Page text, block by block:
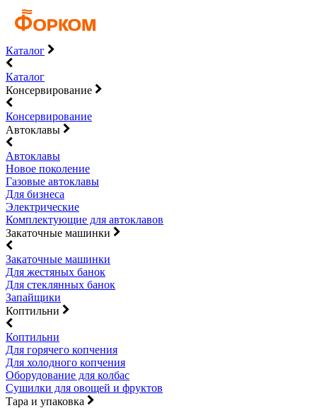
Каталог
Каталог
Консервирование
Консервирование
Автоклавы
Автоклавы
Новое поколение
Газовые автоклавы
Для бизнеса
Электрические
Комплектующие для автоклавов
Закаточные машинки
Закаточные машинки
Для жестяных банок
Для стеклянных банок
Запайщики
Коптильни
Коптильни
Для горячего копчения
Для холодного копчения
Оборудование для колбас
Сушилки для овощей и фруктов
Тара и упаковка